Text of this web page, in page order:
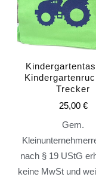
Trecker
25,00 €
Gem.
nach § 19 UStG
keine MwSt und